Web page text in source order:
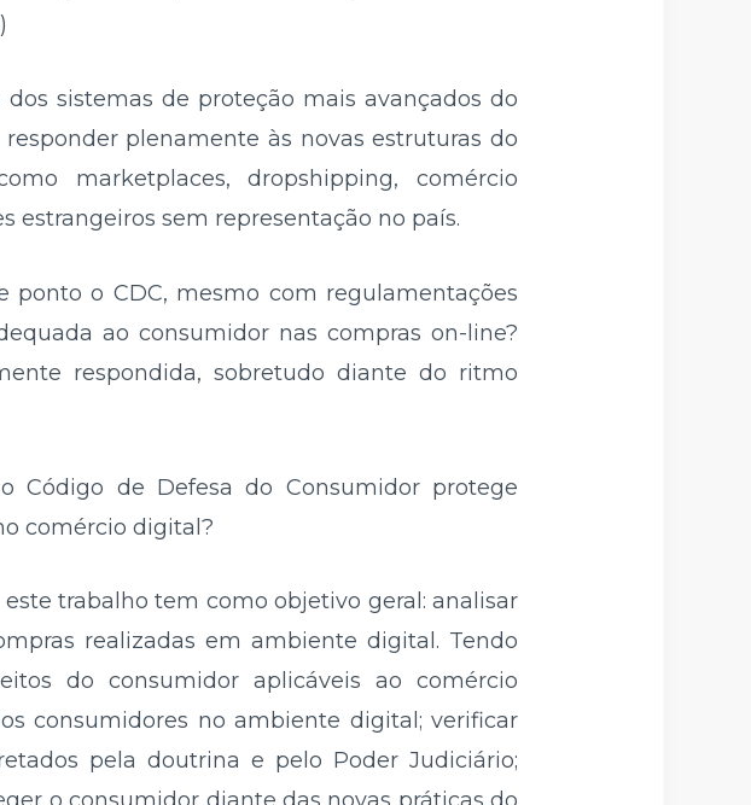
sistemas de proteção mais avançados do
plenamente às novas estruturas do
marketplaces, dropshipping, comércio
estrangeiros sem representação no país.
o CDC, mesmo com regulamentações
ao consumidor nas compras on-line?
respondida, sobretudo diante do ritmo
Código de Defesa do Consumidor protege
comércio digital?
trabalho tem como objetivo geral: analisar
realizadas em ambiente digital. Tendo
do consumidor aplicáveis ao comércio
consumidores no ambiente digital; verificar
pela doutrina e pelo Poder Judiciário;